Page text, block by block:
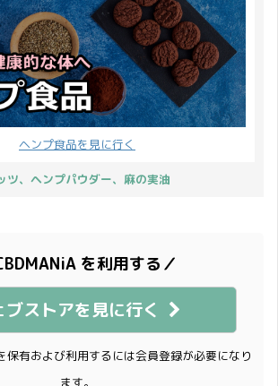
ヘンプ食品を見に行く
ツ、ヘンプパウダー、麻の実油
を利用する／
ブストアを見に行く
有および利用するには会員登録が必要になり
ます。